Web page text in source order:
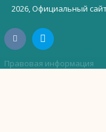
2026, Официальный
Правовая информация